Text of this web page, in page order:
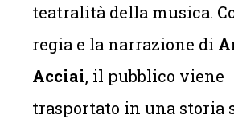
teatralità della musica.
regia e la narrazione di
Acciai, il pubblico viene
trasportato in una storia